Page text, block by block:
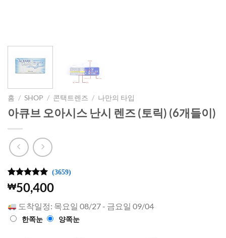
홈 / SHOP / 콘택트렌즈 / 나만의 타입
아큐브 오아시스 난시 렌즈 (토릭) (6개들이)
4.98개의
고객 평가
로 5점 만
점에
3659
점으
로 평가됨
(3659)
₩50,400
도착일정: 목요일 08/27 - 금요일 09/04
한쪽눈 양쪽눈